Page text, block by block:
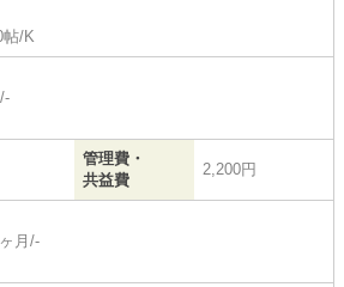
帖/K
管理費・
共益費
2,200円
月/-